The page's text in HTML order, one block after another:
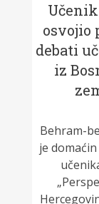
osvojio
debati
iz
Behram-
je